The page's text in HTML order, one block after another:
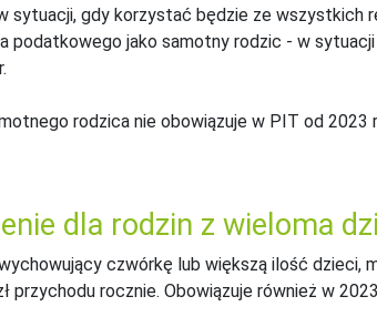
sytuacji, gdy korzystać będzie ze wszystkich
podatkowego jako samotny rodzic - w
rodzica nie obowiązuje w PIT od 2023
dla rodzin z wieloma
czwórkę lub większą ilość dzieci,
przychodu rocznie. Obowiązuje również w